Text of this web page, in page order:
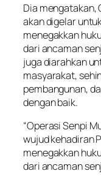
Dia mengatakan,
akan digelar
menegakkan
dari ancaman
juga diarahkan
masyarakat,
pembangunan,
dengan baik.
“Operasi Senpi
wujud kehadiran
menegakkan
dari ancaman